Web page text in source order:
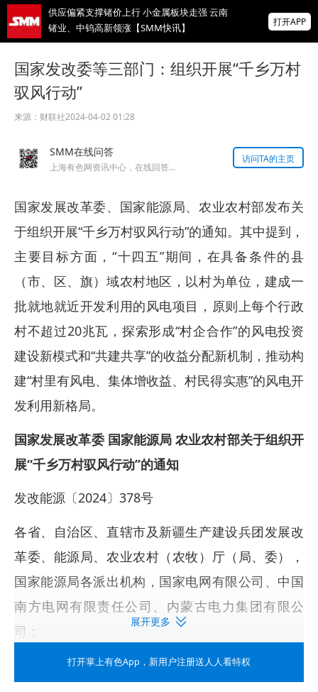
供应偏紧支撑锗价上行 小金属板块走强 云南
锗业、中钨高新领涨【SMM快讯】
超5%、闪迪跌超8%，金价升至近两月高位
IMF披露：加纳央行去年买黄金亏损19亿美
元
为有色行业打造的神器
打开APP
国家发改委等三部门：组织开展“千乡万村
驭风行动”
来源： 财联社2024-04-02 01:28
SMM在线问答
上海有色网资讯中心，在线回答您的提问！
访问TA的主页
国家发展改革委、国家能源局、农业农村部发布关
于组织开展“千乡万村驭风行动”的通知。其中提到，
主要目标方面，“十四五”期间，在具备条件的县
（市、区、旗）域农村地区，以村为单位，建成一
批就地就近开发利用的风电项目，原则上每个行政
村不超过20兆瓦，探索形成“村企合作”的风电投资
建设新模式和“共建共享”的收益分配新机制，推动构
建“村里有风电、集体增收益、村民得实惠”的风电开
发利用新格局。
国家发展改革委 国家能源局 农业农村部关于组织开
展“千乡万村驭风行动”的通知
发改能源〔2024〕378号
各省、自治区、直辖市及新疆生产建设兵团发展改
革委、能源局、农业农村（农牧）厅（局、委），
国家能源局各派出机构，国家电网有限公司、中国
南方电网有限责任公司、内蒙古电力集团有限公
司：
我国农村地区风能资源丰富、分布广泛。在农村地
展开更多
打开掌上有色App ，新用户注册送人人看特权